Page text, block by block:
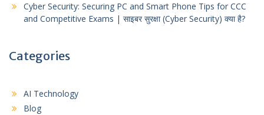
Cyber Security: Securing PC and Smart Phone Tips for CCC
and Competitive Exams | साइबर सुरक्षा (Cyber Security) क्या है?
Categories
AI Technology
Blog